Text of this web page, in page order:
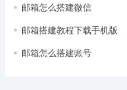
邮箱怎么搭建微信
邮箱搭建教程下载手机版
邮箱怎么搭建账号